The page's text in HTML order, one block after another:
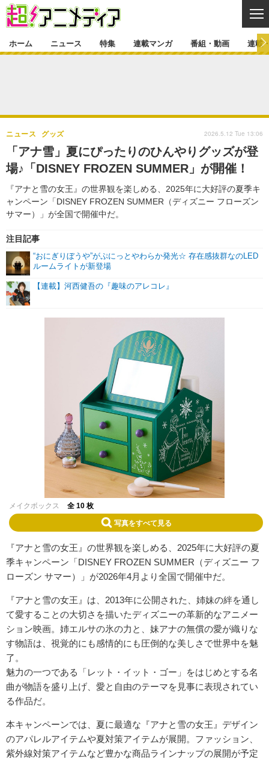
ゲーム・アプリ マンガ
グッズ イベント
声優 コスプレ
舞台
特集一覧 カバー
ラキりす
連載マンガ
連載マンガ一覧 連載一覧
番組・動画
番組・動画一覧 ラジオ
動画
連載・ブログ
連載・ブログ一覧 コラム
編集部ブログ・お知らせ
ホーム ニュース 特集 連載マンガ 番組・動画 連載
「アナ雪」夏にぴったりのひんやりグッズが登
場♪「DISNEY FROZEN SUMMER」が開催！
『アナと雪の女王』の世界観を楽しめる、2025年に大好評の夏季キ
ャンペーン「DISNEY FROZEN SUMMER（ディズニー フローズン
サマー）」が全国で開催中だ。
ニュース グッズ
注目記事
“おにぎりぼうや”がぷにっとやわらか発光☆ 存在感抜群なのLED
ルームライトが新登場
【連載】河西健吾の『趣味のアレコレ』
2026.5.12 Tue 13:06
メイクボックス 全 10 枚
写真をすべて見る
『アナと雪の女王』の世界観を楽しめる、2025年に大好評の夏
季キャンペーン「DISNEY FROZEN SUMMER（ディズニー フ
ローズン サマー）」が2026年4月より全国で開催中だ。
『アナと雪の女王』は、2013年に公開された、姉妹の絆を通し
て愛することの大切さを描いたディズニーの革新的なアニメー
ション映画。姉エルサの氷の力と、妹アナの無償の愛が織りな
す物語は、視覚的にも感情的にも圧倒的な美しさで世界中を魅
了。
魅力の一つである「レット・イット・ゴー」をはじめとする名
曲が物語を盛り上げ、愛と自由のテーマを見事に表現されてい
る作品だ。
本キャンペーンでは、夏に最適な『アナと雪の女王』デザイン
のアパレルアイテムや夏対策アイテムが展開。ファッション、
紫外線対策アイテムなど豊かな商品ラインナップの展開が予定